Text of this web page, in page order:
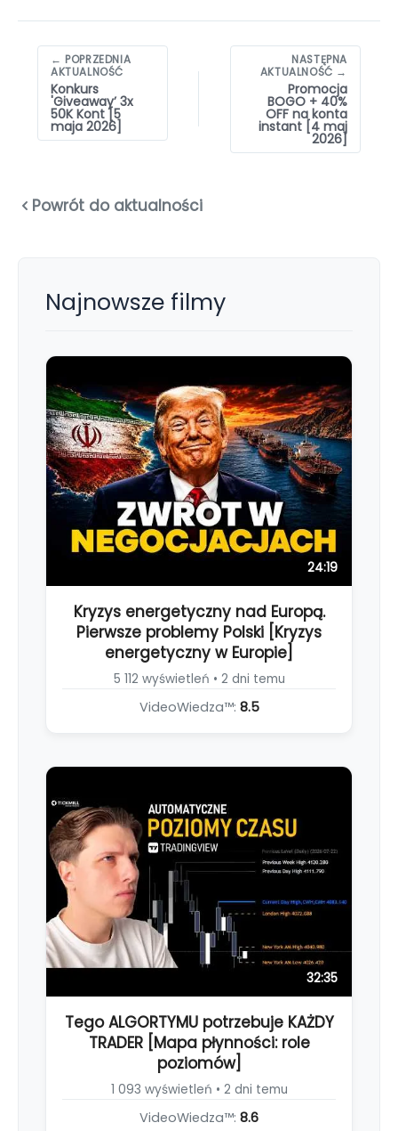
Nawigacja
wpisów
← POPRZEDNIA
AKTUALNOŚĆ
Konkurs
'Giveaway’ 3x
50K Kont [5
maja 2026]
NASTĘPNA
AKTUALNOŚĆ →
Promocja
BOGO + 40%
OFF na konta
instant [4 maj
2026]
Powrót do aktualności
Najnowsze filmy
24:19
Kryzys energetyczny nad Europą.
Pierwsze problemy Polski [Kryzys
energetyczny w Europie]
5 112 wyświetleń • 2 dni temu
VideoWiedza™: 8.5
32:35
Tego ALGORTYMU potrzebuje KAŻDY
TRADER [Mapa płynności: role
poziomów]
1 093 wyświetleń • 2 dni temu
VideoWiedza™: 8.6